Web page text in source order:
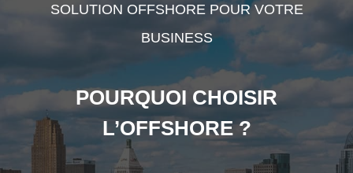
SOLUTION OFFSHORE POUR VOTRE
BUSINESS
POURQUOI CHOISIR
L’OFFSHORE ?